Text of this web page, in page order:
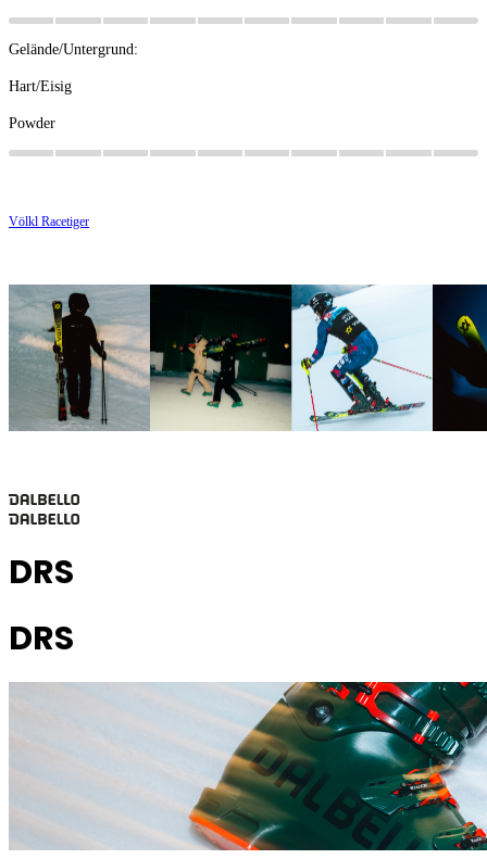
Gelände/Untergrund:
Hart/Eisig
Powder
Völkl Racetiger
DRS
DRS